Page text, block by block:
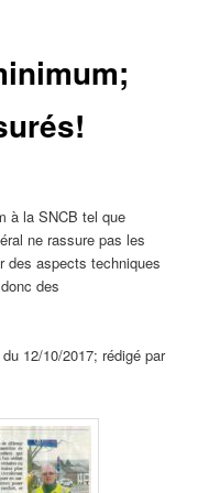
à la SNCB tel que
ne rassure pas les
des aspects techniques
des
12/10/2017; rédigé par